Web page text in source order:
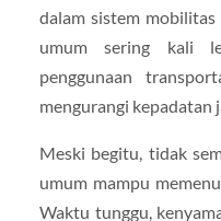
dalam sistem
umum sering kali
penggunaan
mengurangi kepadatan
Meski begitu, tidak
umum mampu
Waktu tunggu,